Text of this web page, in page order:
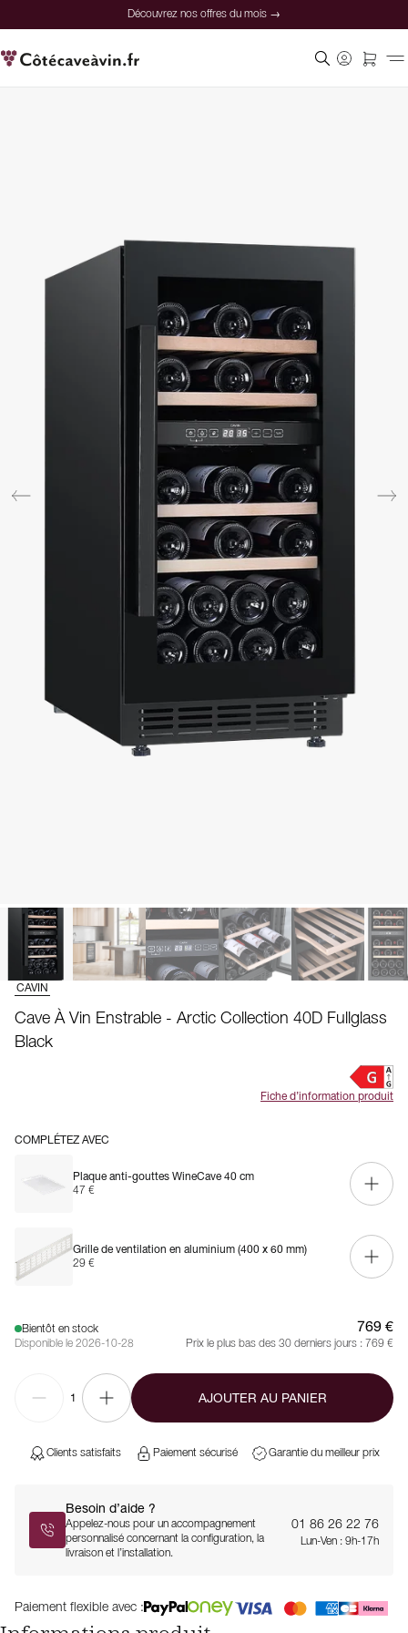
Découvrez nos offres du mois →
CAVIN
Cave À Vin Enstrable - Arctic Collection 40D Fullglass
Black
Fiche d’information produit
COMPLÉTEZ AVEC
Plaque anti-gouttes WineCave 40 cm
47 €
Grille de ventilation en aluminium (400 x 60 mm)
29 €
Bientôt en stock
Disponible le 2026-10-28
769 €
Prix le plus bas des 30 derniers jours : 769 €
1 AJOUTER AU PANIER
Clients satisfaits Paiement sécurisé Garantie du meilleur prix
Besoin d’aide ?
Appelez-nous pour un accompagnement
personnalisé concernant la configuration, la
livraison et l’installation.
01 86 26 22 76
Lun-Ven : 9h-17h
Paiement flexible avec :